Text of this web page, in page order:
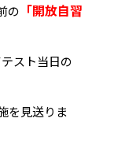
の 「開放自習
スト当日の
を見送りま